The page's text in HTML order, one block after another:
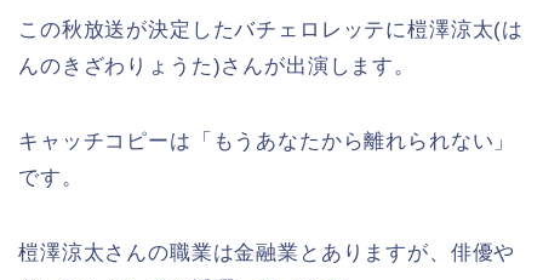
この秋放送が決定したバチェロレッテに榿澤涼太(は
んのきざわりょうた)さんが出演します。
キャッチコピーは「もうあなたから離れられない」
です。
榿澤涼太さんの職業は金融業とありますが、俳優や